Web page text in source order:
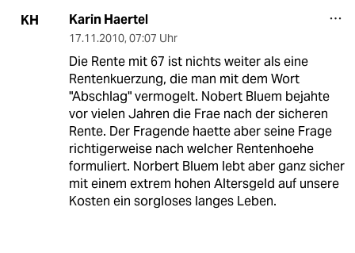
KH Karin Haertel
17.11.2010, 07:07 Uhr
Die Rente mit 67 ist nichts weiter als eine
Rentenkuerzung, die man mit dem Wort
"Abschlag" vermogelt. Nobert Bluem bejahte
vor vielen Jahren die Frae nach der sicheren
Rente. Der Fragende haette aber seine Frage
richtigerweise nach welcher Rentenhoehe
formuliert. Norbert Bluem lebt aber ganz sicher
mit einem extrem hohen Altersgeld auf unsere
Kosten ein sorgloses langes Leben.